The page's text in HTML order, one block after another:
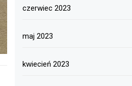
czerwiec 2023
maj 2023
kwiecień 2023